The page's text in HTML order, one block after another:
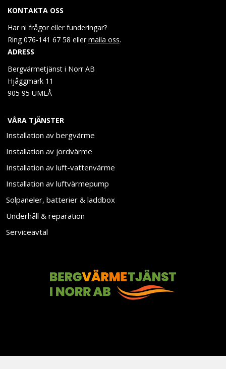
KONTAKTA OSS
Har ni frågor eller funderingar?
Ring 076-141 67 58 ellermaila oss.
ADRESS
Bergvärmetjänst i Norr AB
Hjåggmark 11
905 95 UMEÅ
VÅRA TJÄNSTER
Installation av bergvärme
Installation av jordvärme
Installation av luft-vattenvärme
Installation av luftvärmepump
Solpaneler, batterier & laddbox
Underhåll & reparation
Serviceavtal